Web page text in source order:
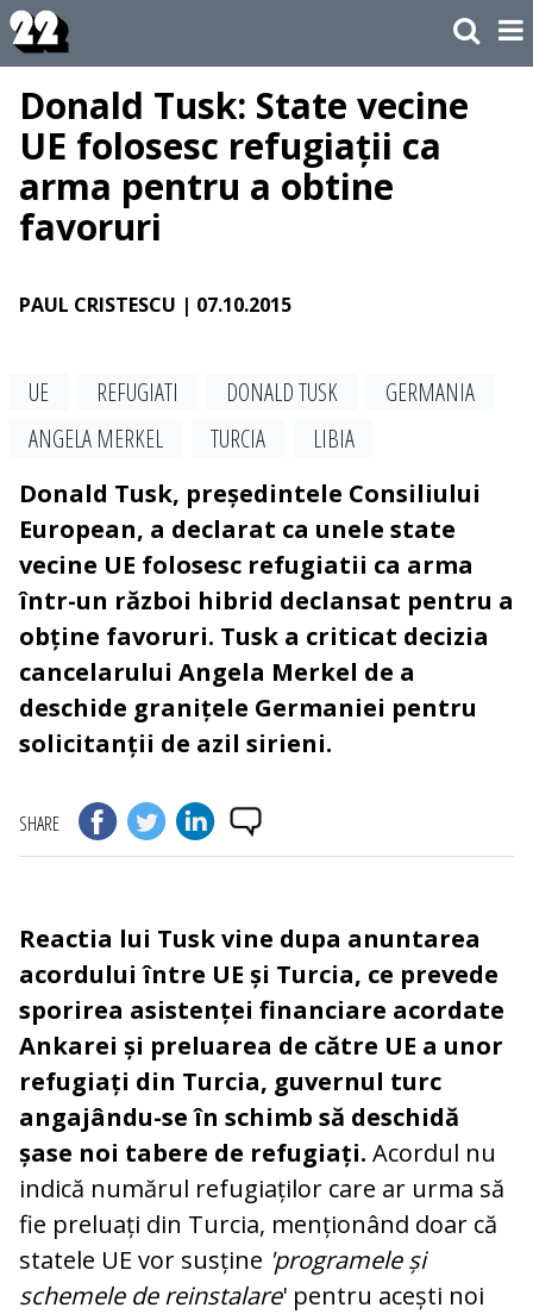
Donald Tusk: State vecine
UE folosesc refugiații ca
arma pentru a obtine
favoruri
PAUL CRISTESCU | 07.10.2015
UE REFUGIATI DONALD TUSK
GERMANIA
ANGELA MERKEL
TURCIA
LIBIA
Donald Tusk, președintele Consiliului
European, a declarat ca unele state
vecine UE folosesc refugiatii ca arma
într-un război hibrid declansat pentru a
obține favoruri. Tusk a criticat decizia
cancelarului Angela Merkel de a
deschide granițele Germaniei pentru
solicitanții de azil sirieni.
SHARE
Reactia lui Tusk vine dupa anuntarea
acordului între UE și Turcia, ce prevede
sporirea asistenței financiare acordate
Ankarei și preluarea de către UE a unor
refugiați din Turcia, guvernul turc
angajându-se în schimb să deschidă
șase noi tabere de refugiați. Acordul nu
indică numărul refugiaților care ar urma să
fie preluați din Turcia, menționând doar că
statele UE vor susține 'programele și
schemele de reinstalare' pentru acești noi